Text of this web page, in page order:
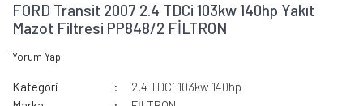
FORD Transit 2007 2.4 TDCi 103kw 140hp Yakıt
Mazot Filtresi PP848/2 FİLTRON
Yorum Yap
Kategori
2.4 TDCi 103kw 140hp